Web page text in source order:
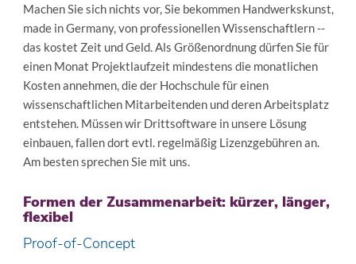
Machen Sie sich nichts vor, Sie bekommen Handwerkskunst,
made in Germany, von professionellen Wissenschaftlern --
das kostet Zeit und Geld. Als Größenordnung dürfen Sie für
einen Monat Projektlaufzeit mindestens die monatlichen
Kosten annehmen, die der Hochschule für einen
wissenschaftlichen Mitarbeitenden und deren Arbeitsplatz
entstehen. Müssen wir Drittsoftware in unsere Lösung
einbauen, fallen dort evtl. regelmäßig Lizenzgebühren an.
Am besten sprechen Sie mit uns.
Formen der Zusammenarbeit: kürzer, länger,
flexibel
Proof-of-Concept